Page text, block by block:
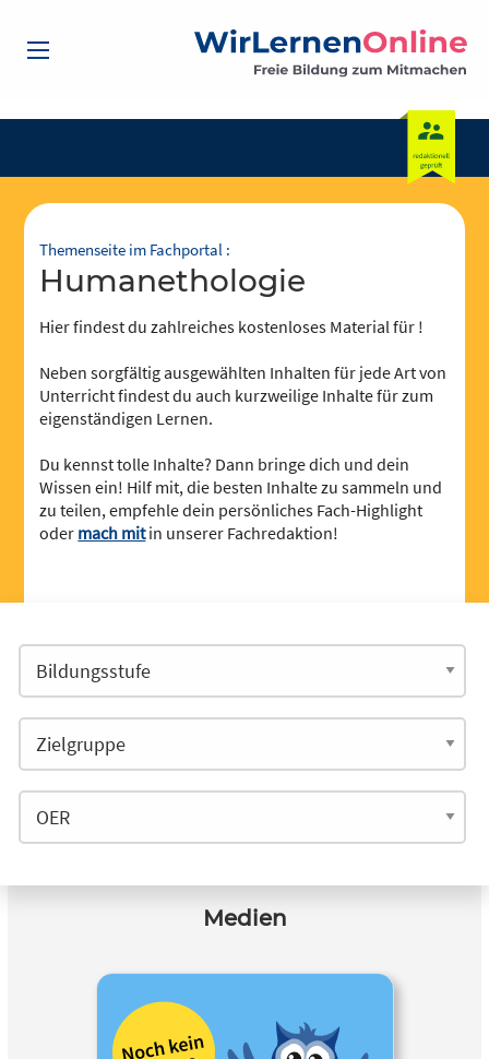
Themenseite im Fachportal :
Humanethologie
Hier findest du zahlreiches kostenloses Material für !
Neben sorgfältig ausgewählten Inhalten für jede Art von
Unterricht findest du auch kurzweilige Inhalte für zum
eigenständigen Lernen.
Du kennst tolle Inhalte? Dann bringe dich und dein
Wissen ein! Hilf mit, die besten Inhalte zu sammeln und
zu teilen, empfehle dein persönliches Fach-Highlight
oder mach mitin unserer Fachredaktion!
Medien